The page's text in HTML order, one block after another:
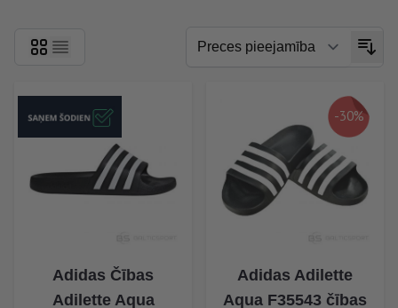
Adidas Čības
Adilette Aqua
-30%
Adidas Adilette
Aqua F35543 čības